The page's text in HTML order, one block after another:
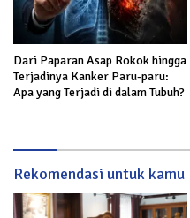
Dari Paparan Asap Rokok hingga
Terjadinya Kanker Paru-paru:
Apa yang Terjadi di dalam Tubuh?
Rekomendasi untuk kamu